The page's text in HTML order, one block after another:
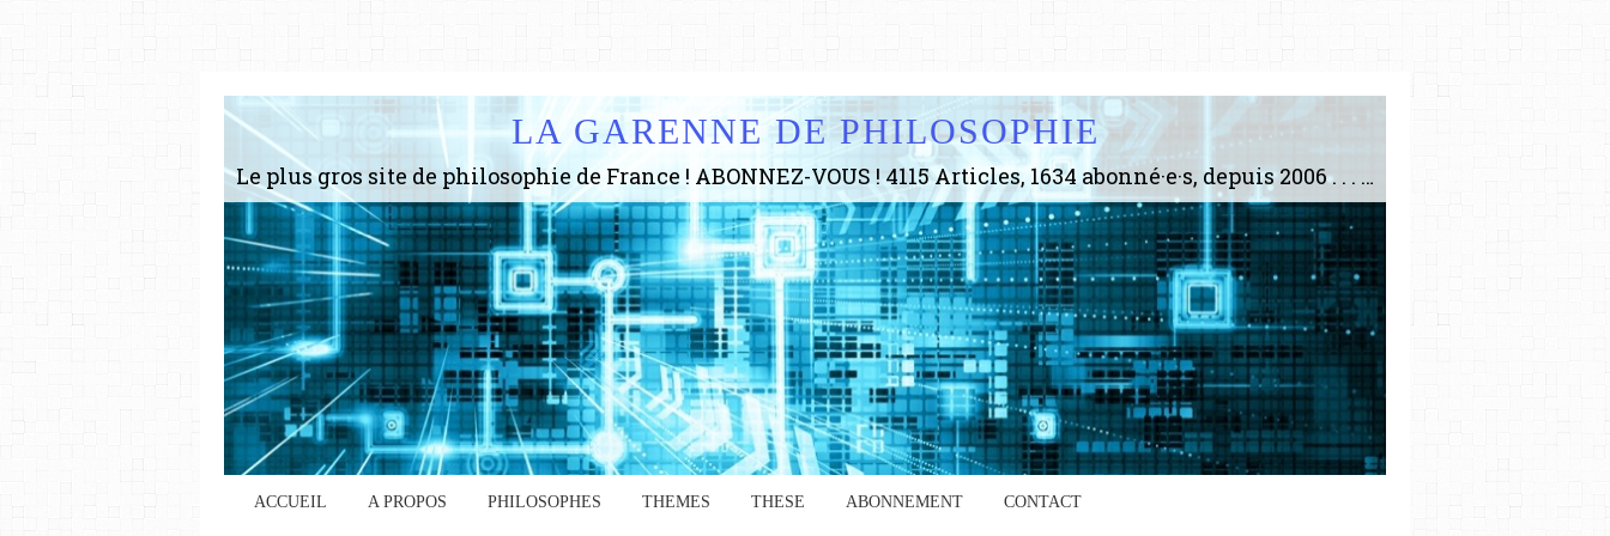
LA GARENNE DE PHILOSOPHIE
Le plus gros site de philosophie de France ! ABONNEZ-VOUS ! 4115 Articles, 1634 abonné·e·s, depuis 2006 . . . . . . . . 2 852 214 pages vues jusqu'à présent. Prestance et être apte à un plus grand nombre de choses.
ACCUEIL A PROPOS PHILOSOPHES THEMES THESE ABONNEMENT CONTACT